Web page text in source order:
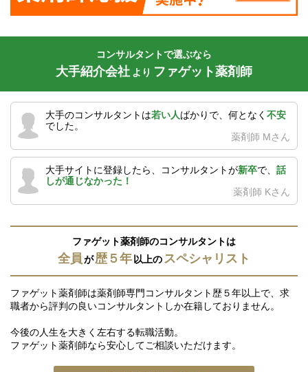
コンサルタントで選ぶなら
大手紹介会社 より ファゲット薬剤師
大手のコンサルタントは若い人ばかりで、何となく 不安
でした。
薬剤師 Mさん
大手サイトに登録したら、コンサルタントが新卒で、 話
しが通じなかった！
薬剤師 Kさん
ファゲット薬剤師のコンサルタントは
全員が歴５年以上のスペシャリスト
ファゲット薬剤師は薬剤師専門コンサルタント歴５年以上で、求
職者から評判の良いコンサルタントしか在籍しておりません。
今後の人生を大きく左右する転職活動。
ファゲット薬剤師なら安心してご相談いただけます。